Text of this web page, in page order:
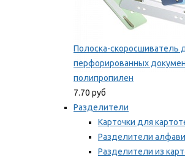
Полоска-скоросшиватель
перфорированных
полипропилен
7.70 руб
Разделители
Карточки для
Разделители
Разделители из